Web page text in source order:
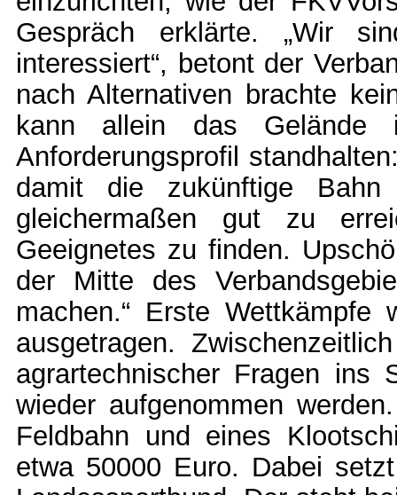
Gespräch erklärte. „Wir
interessiert“, betont der
nach Alternativen brachte
kann allein das Gelände
Anforderungsprofil
damit die zukünftige Bahn
gleichermaßen gut zu
Geeignetes zu finden.
der Mitte des
machen.“ Erste Wettkämpfe
ausgetragen.
agrartechnischer Fragen ins
wieder aufgenommen
Feldbahn und eines
etwa 50000 Euro. Dabei